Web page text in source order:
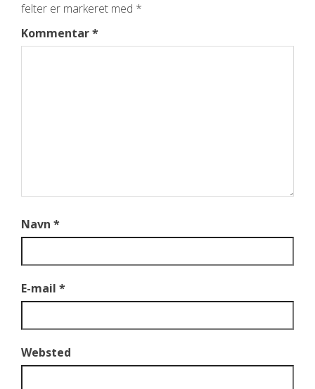
felter er markeret med *
Kommentar*
Navn *
E-mail *
Websted